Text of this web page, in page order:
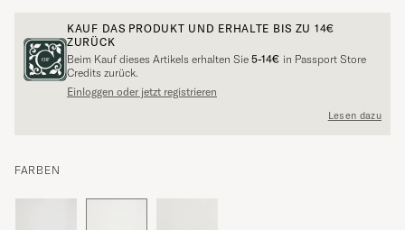
KAUF DAS PRODUKT UND ERHALTE BIS ZU 14€
ZURÜCK
Beim Kauf dieses Artikels erhalten Sie 5-14€ in Passport Store
Credits zurück.
Einloggen oder jetzt registrieren
Lesen dazu
FARBEN